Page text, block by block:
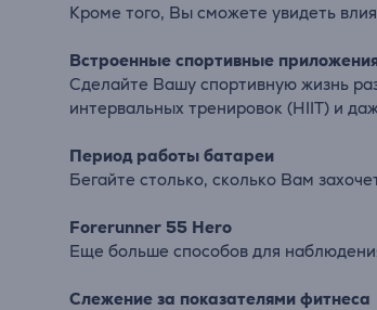
Кроме того, Вы сможете увидеть
Встроенные спортивные
Сделайте Вашу спортивную жизнь
интервальных тренировок (HIIT) и
Период работы батареи
Бегайте столько, сколько Вам
Forerunner 55 Hero
Еще больше способов для
Слежение за показателями фитнеса